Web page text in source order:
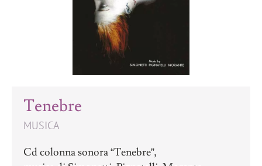
Tenebre
MUSICA
Cd colonna sonora “Tenebre”,